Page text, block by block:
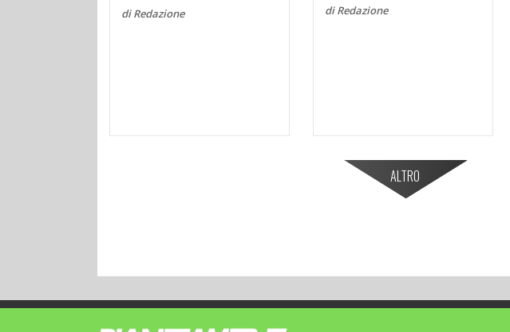
di Redazione
di Redazione
ALTRO